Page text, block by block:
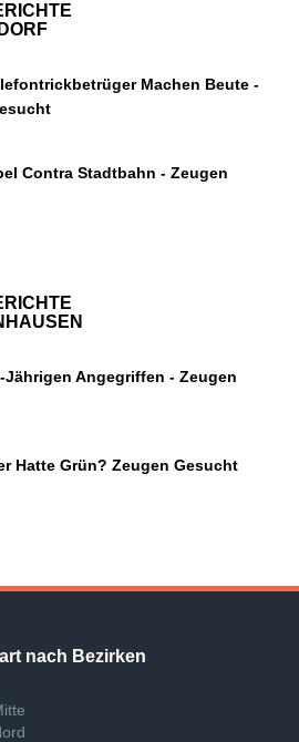
Machen Beute -
Contra Stadtbahn - Zeugen
Jährigen Angegriffen - Zeugen
Hatte Grün? Zeugen Gesucht
nach Bezirken